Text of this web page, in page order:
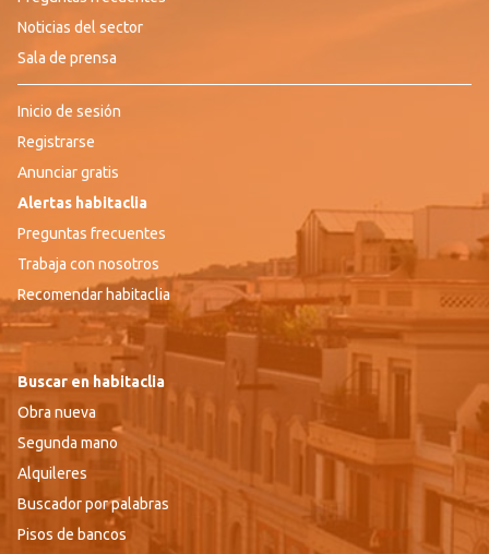
Noticias del sector
Sala de prensa
Inicio de sesión
Registrarse
Anunciar gratis
Alertas habitaclia
Preguntas frecuentes
Trabaja con nosotros
Recomendar habitaclia
Buscar en habitaclia
Obra nueva
Segunda mano
Alquileres
Buscador por palabras
Pisos de bancos